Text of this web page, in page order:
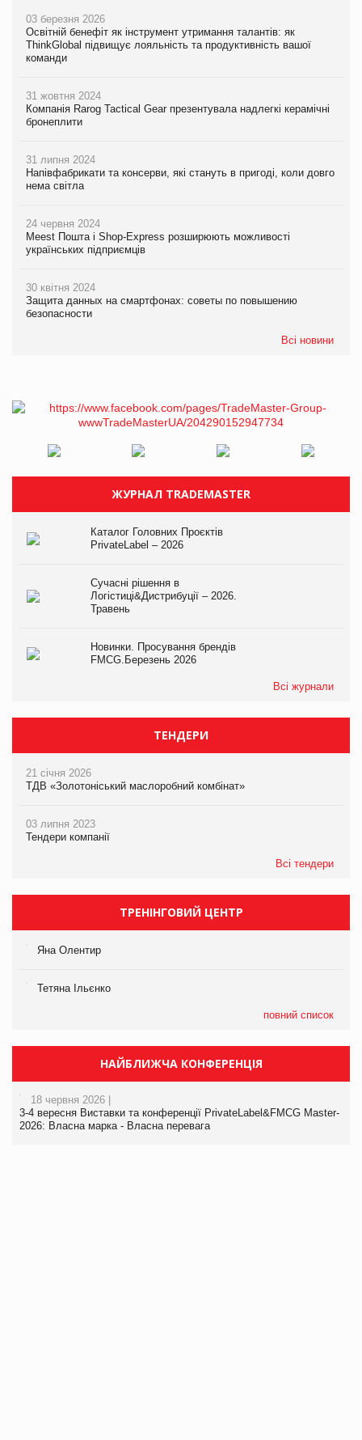
03 березня 2026
Освітній бенефіт як інструмент утримання талантів: як
ThinkGlobal підвищує лояльність та продуктивність вашої
команди
31 жовтня 2024
Компанія Rarog Tactical Gear презентувала надлегкі керамічні
бронеплити
31 липня 2024
Напівфабрикати та консерви, які стануть в пригоді, коли довго
нема світла
24 червня 2024
Meest Пошта і Shop-Express розширюють можливості
українських підприємців
30 квітня 2024
Защита данных на смартфонах: советы по повышению
безопасности
Всі новини
ЖУРНАЛ TRADEMASTER
Каталог Головних Проєктів
PrivateLabel – 2026
Сучасні рішення в
Логістиці&Дистрибуції – 2026.
Травень
Новинки. Просування брендів
FMCG.Березень 2026
Всі журнали
ТЕНДЕРИ
21 січня 2026
ТДВ «Золотоніський маслоробний комбінат»
03 липня 2023
Тендери компанії
Всі тендери
ТРЕНІНГОВИЙ ЦЕНТР
Яна Олентир
Тетяна Ільєнко
повний список
НАЙБЛИЖЧА КОНФЕРЕНЦІЯ
18 червня 2026 |
3-4 вересня Виставки та конференції PrivateLabel&FMCG Master-
2026: Власна марка - Власна перевага